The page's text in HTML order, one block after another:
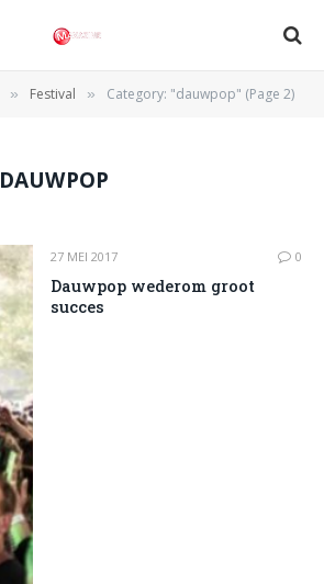
» Festival » Category: "dauwpop" (Page 2)
DAUWPOP
27 MEI 2017 0
Dauwpop wederom groot
succes